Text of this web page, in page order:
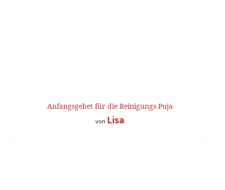
Anfangsgebet für die Reinigungs-Puja
von Lisa